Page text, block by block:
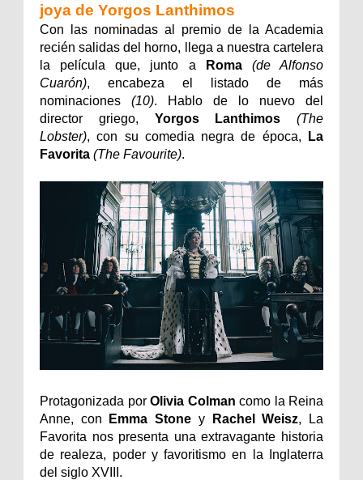
joya de Yorgos Lanthimos
Con las nominadas al premio de la Academia
recién salidas del horno, llega a nuestra cartelera
la película que, junto a
Roma
(de Alfonso
Cuarón), encabeza el listado de más
nominaciones (10). Hablo de lo nuevo del
director griego, Yorgos Lanthimos
(The
Lobster), con su comedia negra de época,
La
Favorita (The Favourite).
Protagonizada por Olivia Colman como la Reina
Anne, con
Emma Stone y Rachel Weisz, La
Favorita nos presenta una extravagante historia
de realeza, poder y favoritismo en la Inglaterra
del siglo XVIII.